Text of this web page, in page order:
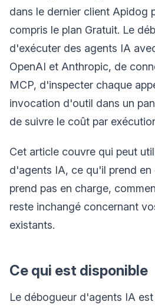
dans le dernier client Apidog
compris le plan Gratuit. Le
d'exécuter des agents IA
OpenAI et Anthropic, de
MCP, d'inspecter chaque
invocation d'outil dans un
de suivre le coût par
Cet article couvre qui peut
d'agents IA, ce qu'il prend
prend pas en charge,
reste inchangé concernant
existants.
Ce qui est disponible
Le débogueur d'agents IA